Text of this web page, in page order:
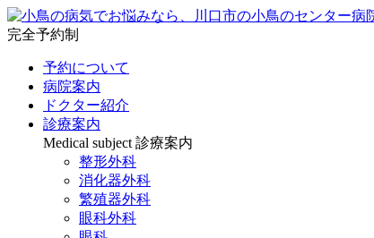
完全予約制
予約について
病院案内
ドクター紹介
診療案内
Medical subject 診療案内
整形外科
消化器外科
繁殖器外科
眼科外科